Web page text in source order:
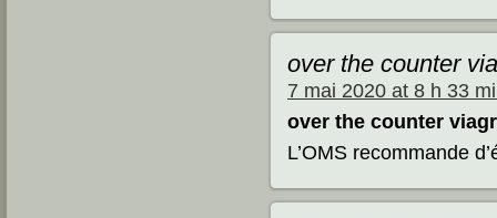
over the counter
7 mai 2020 at 8 h 33
over the counter
L’OMS recommande